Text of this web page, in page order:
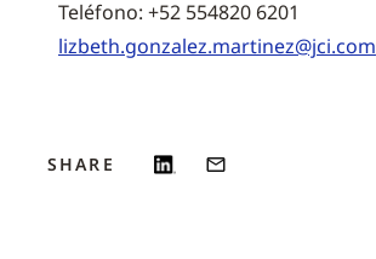
Teléfono: +52 554820 6201
lizbeth.gonzalez.martinez@jci.com
SHARE